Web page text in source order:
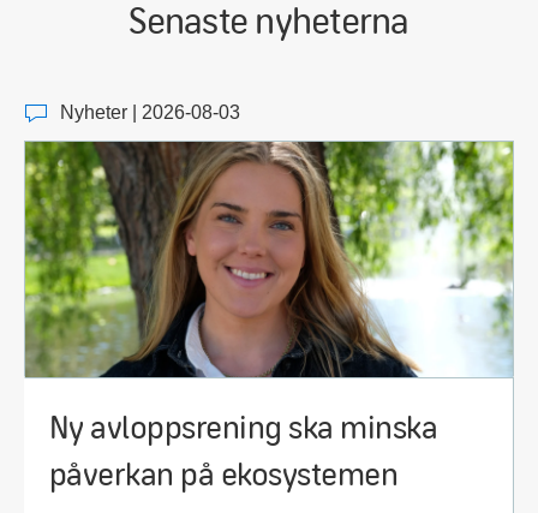
Senaste nyheterna
Nyheter | 2026-08-03
Ny avloppsrening ska minska
påverkan på ekosystemen